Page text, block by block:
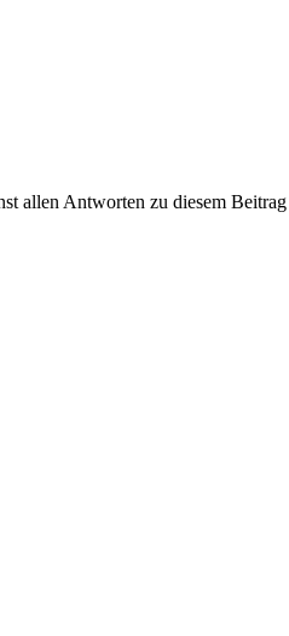
allen Antworten zu diesem